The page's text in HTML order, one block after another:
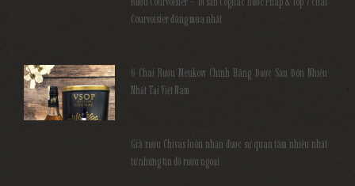
Courvoisier đáng mua nhất
6 Chai Rượu Meukow Chính Hãng Được Săn Đón Nhiều
Nhất Tại Việt Nam
Giá rượu Chivas luôn nhận được sự quan tâm nhiều nhất
từ những tín đồ rượu ngoại